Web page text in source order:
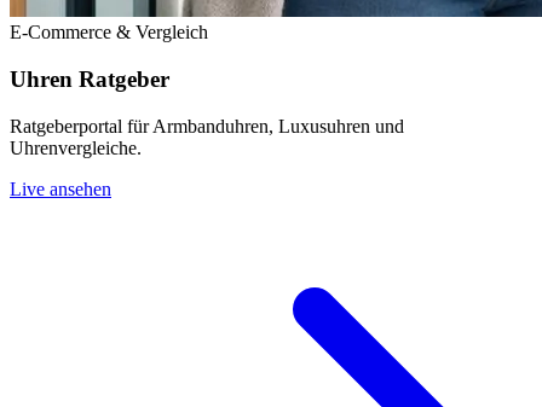
E-Commerce & Vergleich
Uhren Ratgeber
Ratgeberportal für Armbanduhren, Luxusuhren und
Uhrenvergleiche.
Live ansehen